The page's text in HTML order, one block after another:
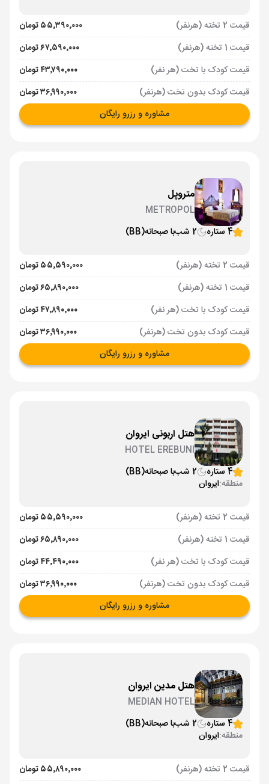
قیمت 2 تخته (هرنفر)
۵۵٬۳۹۰٬۰۰۰ تومان
قیمت 1 تخته (هرنفر)
۶۷٬۵۹۰٬۰۰۰ تومان
قیمت کودک با تخت (هر نفر)
۴۳٬۷۹۰٬۰۰۰ تومان
قیمت کودک بدون تخت (هرنفر)
۳۶٬۹۹۰٬۰۰۰ تومان
مشاوره و رزرو رایگان
متروپل
METROPOL
4 ستاره
2 شب با صبحانه(BB)
قیمت 2 تخته (هرنفر)
۵۵٬۵۹۰٬۰۰۰ تومان
قیمت 1 تخته (هرنفر)
۶۵٬۸۹۰٬۰۰۰ تومان
قیمت کودک با تخت (هر نفر)
۴۷٬۸۹۰٬۰۰۰ تومان
قیمت کودک بدون تخت (هرنفر)
۳۶٬۹۹۰٬۰۰۰ تومان
مشاوره و رزرو رایگان
هتل اربونی ایروان
HOTEL EREBUNI
4 ستاره
2 شب با صبحانه(BB)
منطقه:ایروان
قیمت 2 تخته (هرنفر)
۵۵٬۵۹۰٬۰۰۰ تومان
قیمت 1 تخته (هرنفر)
۶۵٬۸۹۰٬۰۰۰ تومان
قیمت کودک با تخت (هر نفر)
۴۴٬۴۹۰٬۰۰۰ تومان
قیمت کودک بدون تخت (هرنفر)
۳۶٬۹۹۰٬۰۰۰ تومان
مشاوره و رزرو رایگان
هتل مدین ایروان
MEDIAN HOTEL
4 ستاره
2 شب با صبحانه(BB)
منطقه:ایروان
قیمت 2 تخته (هرنفر)
۵۵٬۸۹۰٬۰۰۰ تومان